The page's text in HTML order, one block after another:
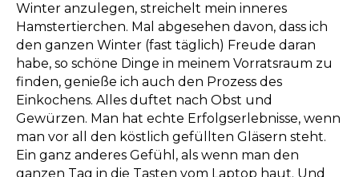
Winter anzulegen, streichelt mein inneres
Hamstertierchen. Mal abgesehen davon, dass ich
den ganzen Winter (fast täglich) Freude daran
habe, so schöne Dinge in meinem Vorratsraum zu
finden, genieße ich auch den Prozess des
Einkochens. Alles duftet nach Obst und
Gewürzen. Man hat echte Erfolgserlebnisse, wenn
man vor all den köstlich gefüllten Gläsern steht.
Ein ganz anderes Gefühl, als wenn man den
ganzen Tag in die Tasten vom Laptop haut. Und